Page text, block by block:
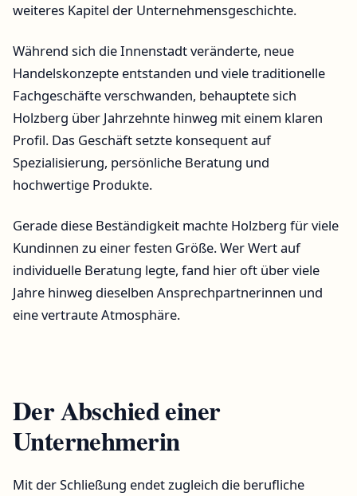
weiteres Kapitel der Unternehmensgeschichte.
Während sich die Innenstadt veränderte, neue
Handelskonzepte entstanden und viele traditionelle
Fachgeschäfte verschwanden, behauptete sich
Holzberg über Jahrzehnte hinweg mit einem klaren
Profil. Das Geschäft setzte konsequent auf
Spezialisierung, persönliche Beratung und
hochwertige Produkte.
Gerade diese Beständigkeit machte Holzberg für viele
Kundinnen zu einer festen Größe. Wer Wert auf
individuelle Beratung legte, fand hier oft über viele
Jahre hinweg dieselben Ansprechpartnerinnen und
eine vertraute Atmosphäre.
Der Abschied einer
Unternehmerin
Mit der Schließung endet zugleich die berufliche